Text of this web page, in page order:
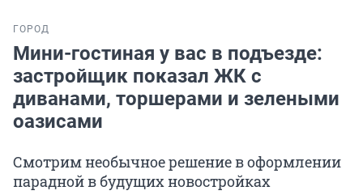
ГОРОД
Мини-гостиная у вас в подъезде:
застройщик показал ЖК с
диванами, торшерами и зелеными
оазисами
Смотрим необычное решение в оформлении
парадной в будущих новостройках